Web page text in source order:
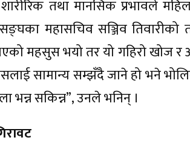
तथा मानसिक प्रभावले
महासचिव सञ्जिव तिवारीको
महसुस भयो तर यो गहिरो खोज
सामान्य सम्झँदै जाने हो भने
भन्न सकिन्न”, उनले भनिन् ।